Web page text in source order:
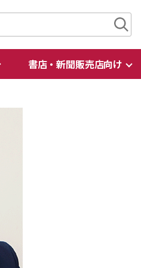
書店・新聞販売店向け